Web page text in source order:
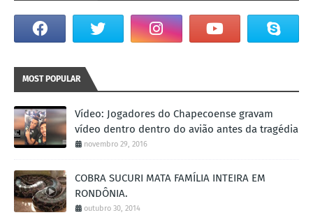
MOST POPULAR
Vídeo: Jogadores do Chapecoense gravam
vídeo dentro dentro do avião antes da tragédia
novembro 29, 2016
COBRA SUCURI MATA FAMÍLIA INTEIRA EM
RONDÔNIA.
outubro 30, 2014